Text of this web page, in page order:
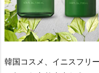
韓国コスメ、イニスフリ